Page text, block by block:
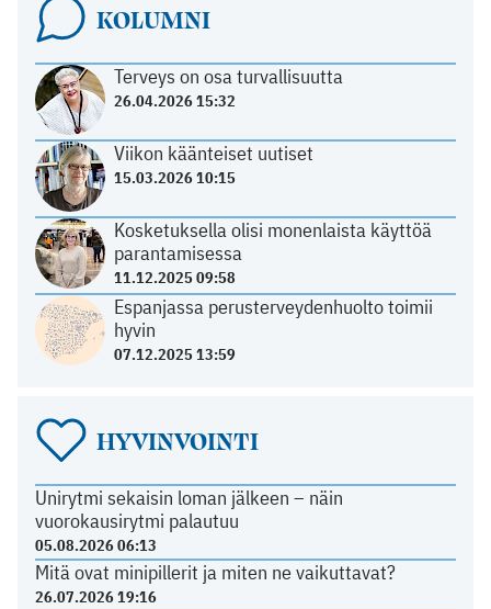
KOLUMNI
Terveys on osa turvallisuutta
26.04.2026 15:32
Viikon käänteiset uutiset
15.03.2026 10:15
Kosketuksella olisi monenlaista käyttöä
parantamisessa
11.12.2025 09:58
Espanjassa perusterveydenhuolto toimii
hyvin
07.12.2025 13:59
HYVINVOINTI
Unirytmi sekaisin loman jälkeen – näin
vuorokausirytmi palautuu
05.08.2026 06:13
Mitä ovat minipillerit ja miten ne vaikuttavat?
26.07.2026 19:16